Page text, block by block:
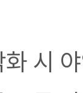
시